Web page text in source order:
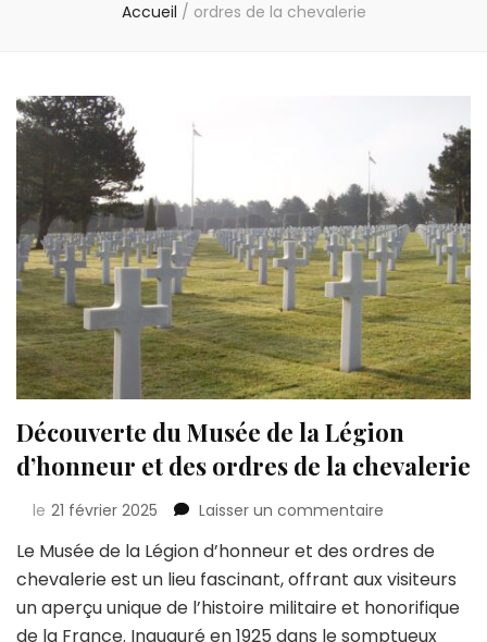
Accueil / ordres de la chevalerie
Découverte du Musée de la Légion
d’honneur et des ordres de la chevalerie
le 21 février 2025 Laisser un commentaire
du
Musée
de
Le Musée de la Légion d’honneur et des ordres de
chevalerie est un lieu fascinant, offrant aux visiteurs
un aperçu unique de l’histoire militaire et honorifique
de la France. Inauguré en 1925 dans le somptueux